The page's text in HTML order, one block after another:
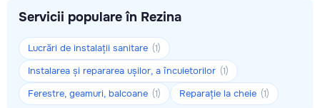
Servicii populare în Rezina
Lucrări de instalații sanitare (1)
Instalarea și repararea ușilor, a încuietorilor (1)
Ferestre, geamuri, balcoane (1) Reparație la cheie (1)